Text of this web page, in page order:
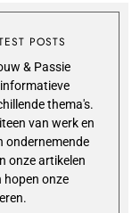
POSTS
& Passie
thema's.
van werk en
ondernemende
onze artikelen
hopen onze